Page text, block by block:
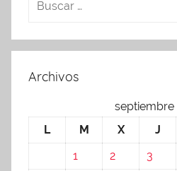
Archivos
septiembre
L
M X J
1
2 3